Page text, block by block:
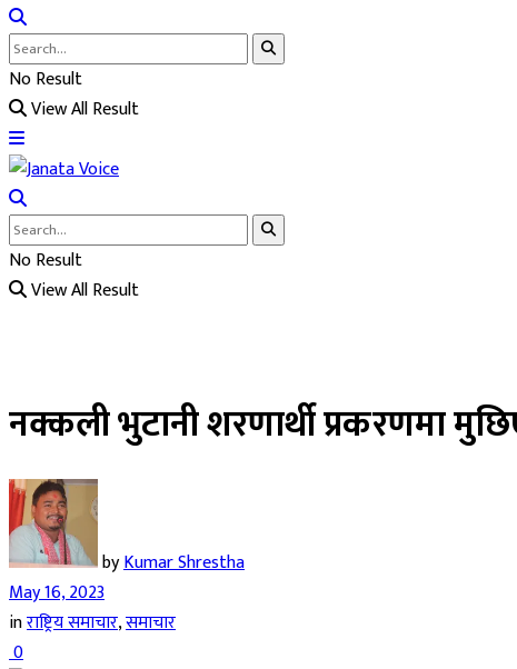
No Result
View All Result
No Result
View All Result
नक्कली भुटानी शरणार्थी प्रकरणमा
byKumar Shrestha
May 16, 2023
inराष्ट्रिय समाचार,समाचार
0